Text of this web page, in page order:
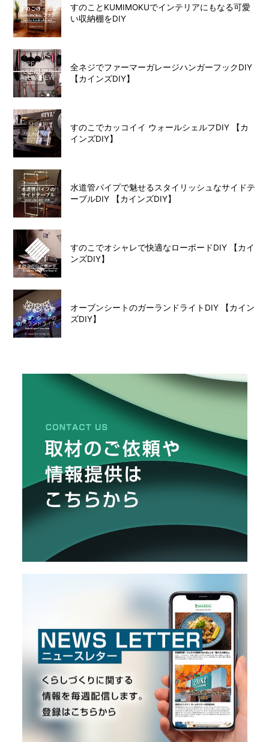
すのことKUMIMOKUでインテリアにもなる可愛
い収納棚をDIY
全ネジでファーマーガレージハンガーフックDIY
【カインズDIY】
すのこでカッコイイ ウォールシェルフDIY 【カ
インズDIY】
水道管パイプで魅せるスタイリッシュなサイドテ
ーブルDIY 【カインズDIY】
すのこでオシャレで快適なローボードDIY 【カイ
ンズDIY】
オーブンシートのガーランドライトDIY 【カイン
ズDIY】